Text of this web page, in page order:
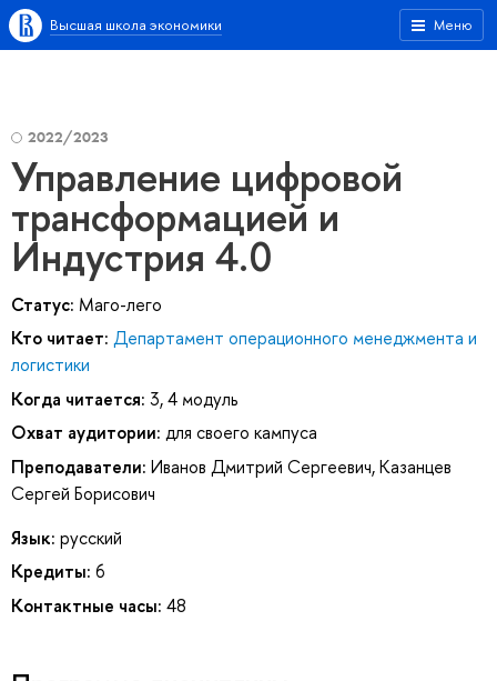
Меню
Высшая школа экономики
2022/2023
Управление цифровой
трансформацией и
Индустрия 4.0
Статус: Маго-лего
Кто читает: Департамент операционного менеджмента и
логистики
Когда читается: 3, 4 модуль
Охват аудитории: для своего кампуса
Преподаватели: Иванов Дмитрий Сергеевич,Казанцев
Сергей Борисович
Язык: русский
Кредиты: 6
Контактные часы: 48